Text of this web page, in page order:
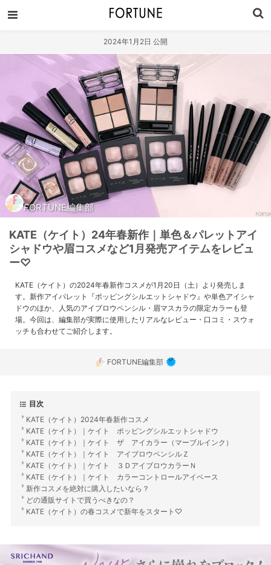
2024年1月2日 公開
FORTUNE編集部
KATE（ケイト）24年春新作｜単色＆パレットアイ
シャドウや眉コスメなど1月発売アイテムをレビュ
ー♡
KATE（ケイト）の2024年春新作コスメが1月20日（土）より発売しま
す。新作アイパレット『ポッピングシルエットシャドウ』や単色アイシャ
ドウのほか、人気のアイブロウペンシル・眉マスカラの限定カラーも登
場。今回は、編集部が実際に使用したリアルなレビュー・口コミ・スウォ
ッチも合わせてご紹介します。
FORTUNE編集部
目次
KATE（ケイト）2024年春新作コスメ
KATE（ケイト）｜ケイト ポッピングシルエットシャドウ
KATE（ケイト）｜ケイト ザ アイカラー（マーブルインク）
KATE（ケイト）｜ケイト アイブロウペンシルＺ
KATE（ケイト）｜ケイト ３ＤアイブロウカラーＮ
KATE（ケイト）｜ケイト カラーコントロールアイベース
新作コスメを絶対に購入したいなら？
どの通販サイトで買うべきなの？
KATE（ケイト）の春コスメで新年をスタート♡